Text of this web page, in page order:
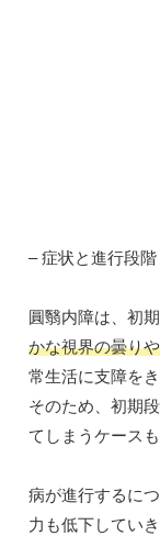
– 症状と進行段階
圓翳内障は、初
かな視界の曇り
常生活に支障を
そのため、初期
てしまうケース
病が進行するに
力も低下してい